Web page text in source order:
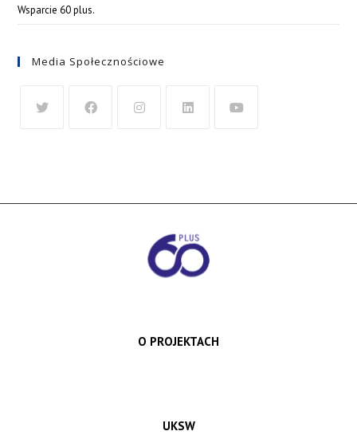
Wsparcie 60 plus.
Media Społecznościowe
O PROJEKTACH
UKSW